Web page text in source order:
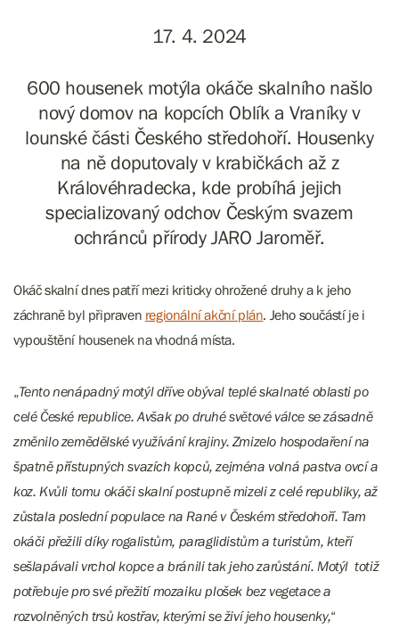
17. 4. 2024
600 housenek motýla okáče skalního našlo
nový domov na kopcích Oblík a Vraníky v
lounské části Českého středohoří. Housenky
na ně doputovaly v krabičkách až z
Královéhradecka, kde probíhá jejich
specializovaný odchov Českým svazem
ochránců přírody JARO Jaroměř.
Okáč skalní dnes patří mezi kriticky ohrožené druhy a k jeho
záchraně byl připraven regionální akční plán. Jeho součástí je i
vypouštění housenek na vhodná místa.
„Tento nenápadný motýl dříve obýval teplé skalnaté oblasti po
celé České republice. Avšak po druhé světové válce se zásadně
změnilo zemědělské využívání krajiny. Zmizelo hospodaření na
špatně přístupných svazích kopců, zejména volná pastva ovcí a
koz. Kvůli tomu okáči skalní postupně mizeli z celé republiky, až
zůstala poslední populace na Rané v Českém středohoří. Tam
okáči přežili díky rogalistům, paraglidistům a turistům, kteří
sešlapávali vrchol kopce a bránili tak jeho zarůstání. Motýl totiž
potřebuje pro své přežití mozaiku plošek bez vegetace a
rozvolněných trsů kostřav, kterými se živí jeho housenky​​​​​​​,“